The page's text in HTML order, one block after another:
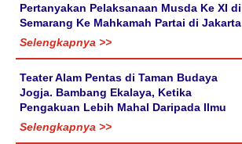
Pertanyakan Pelaksanaan Musda Ke XI di
Semarang Ke Mahkamah Partai di Jakarta
Selengkapnya >>
Teater Alam Pentas di Taman Budaya
Jogja. Bambang Ekalaya, Ketika
Pengakuan Lebih Mahal Daripada Ilmu
Selengkapnya >>